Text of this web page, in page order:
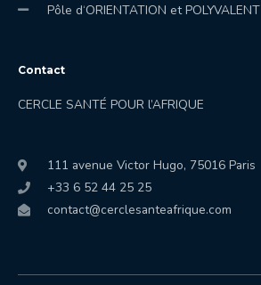
Pôle d‘ORIENTATION et POLYVALENT
Contact
CERCLE SANTÉ POUR l’AFRIQUE
111 avenue Victor Hugo, 75016 Paris
+33 6 52 44 25 25
contact@cerclesanteafrique.com